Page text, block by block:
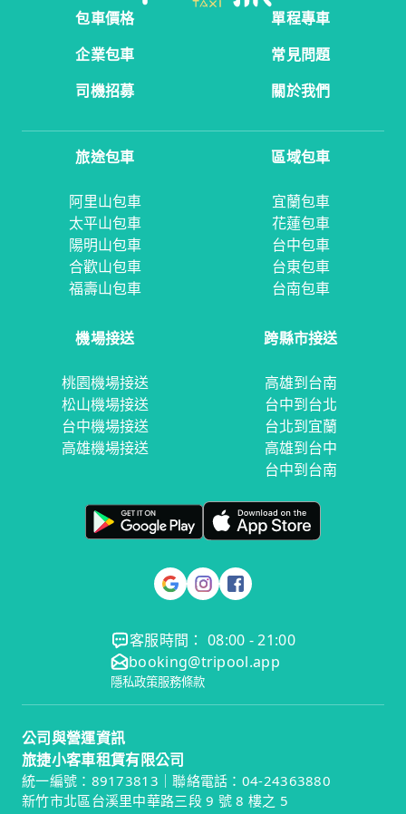
包車價格
單程專車
企業包車
常見問題
司機招募
關於我們
旅途包車
阿里山包車
太平山包車
陽明山包車
合歡山包車
福壽山包車
區域包車
宜蘭包車
花蓮包車
台中包車
台東包車
台南包車
機場接送
桃園機場接送
松山機場接送
台中機場接送
高雄機場接送
跨縣市接送
高雄到台南
台中到台北
台北到宜蘭
高雄到台中
台中到台南
客服時間： 08:00 - 21:00
booking@tripool.app
隱私政策服務條款
公司與營運資訊
旅捷小客車租賃有限公司
統一編號：89173813｜聯絡電話：04-24363880
新竹市北區台溪里中華路三段 9 號 8 樓之 5